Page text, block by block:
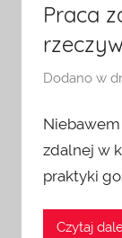
Praca
Dodano w
zdalnej w
praktyki
Czytaj